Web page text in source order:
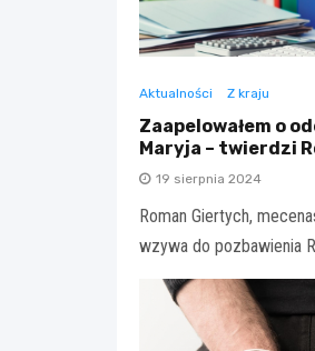
Aktualności Z kraju
Zaapelowałem o
Maryja – twierdzi
19 sierpnia 2024
Roman Giertych,
wzywa do pozbawienia